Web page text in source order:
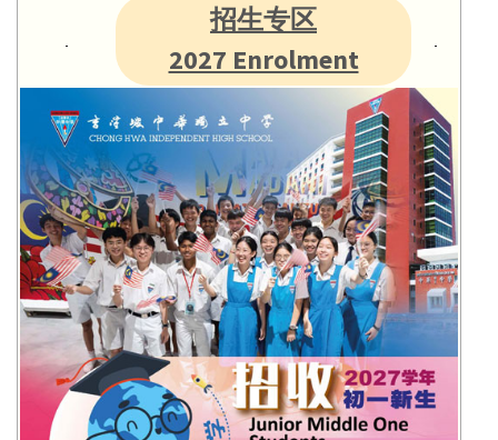
招生专区
2027 Enrolment